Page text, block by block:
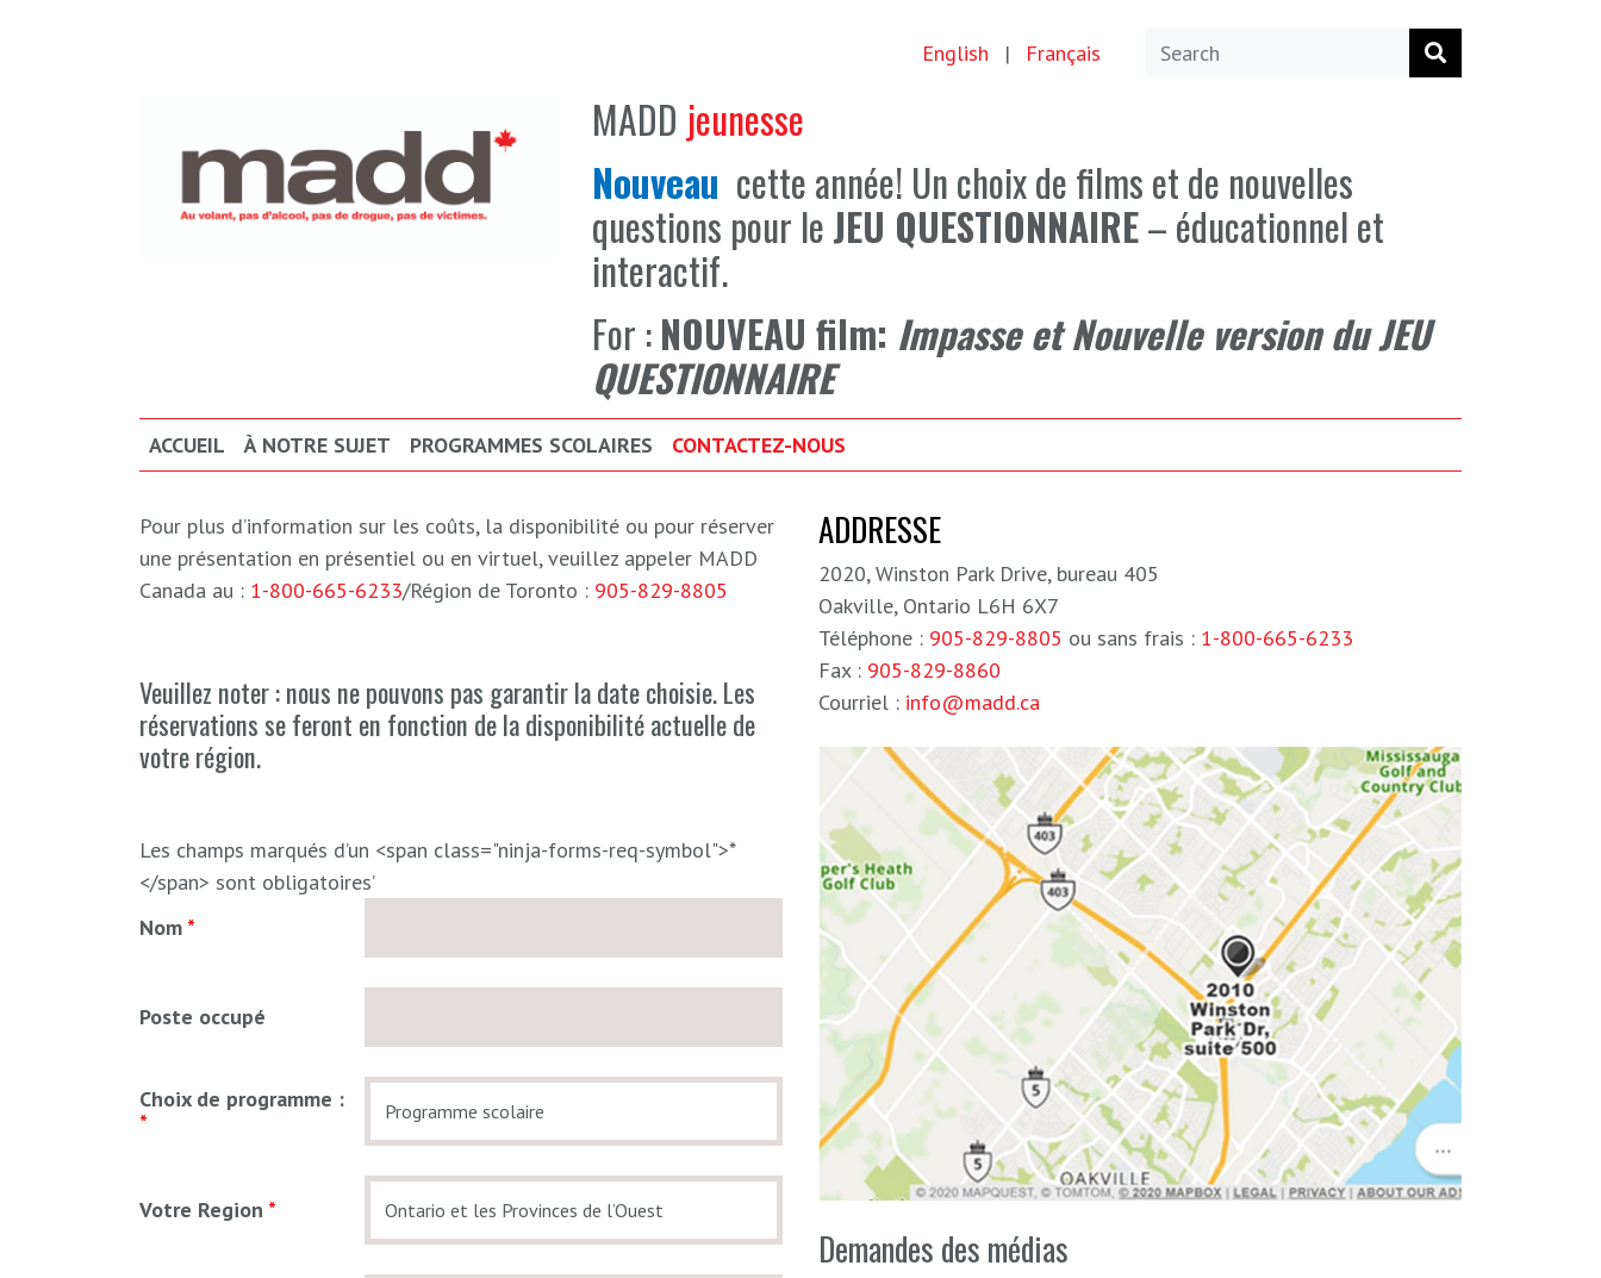
English | Français
MADD jeunesse
Nouveau cette année! Un choix de filmset de nouvelles
questions pour leJEU QUESTIONNAIRE– éducationnel et
interactif.
For :NOUVEAU film: Impasse et Nouvelle version du JEU
QUESTIONNAIRE
ACCUEIL À NOTRE SUJET PROGRAMMES SCOLAIRES CONTACTEZ-NOUS
Pour plus d’information sur les coûts, la disponibilité ou pour réserver
une présentation en présentiel ou en virtuel, veuillez appeler MADD
Canada au : 1-800-665-6233/Région de Toronto : 905-829-8805
Veuillez noter : nous ne pouvons pas garantir la date choisie. Les
réservations se feront en fonction de la disponibilité actuelle de
votre région.
Les champs marqués d’un <span class="ninja-forms-req-symbol">*
</span> sont obligatoires’
Nom *
Poste occupé
Choix de programme :
*
Votre Region *
ADDRESSE
2020, Winston Park Drive, bureau 405
Oakville, Ontario L6H 6X7
Téléphone : 905-829-8805 ou sans frais : 1-800-665-6233
Fax : 905-829-8860
Courriel : info@madd.ca
Demandes des médias